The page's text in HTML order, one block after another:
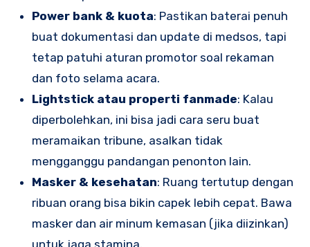
Power bank & kuota: Pastikan baterai penuh
buat dokumentasi dan update di medsos, tapi
tetap patuhi aturan promotor soal rekaman
dan foto selama acara.
Lightstick atau properti fanmade: Kalau
diperbolehkan, ini bisa jadi cara seru buat
meramaikan tribune, asalkan tidak
mengganggu pandangan penonton lain.
Masker & kesehatan: Ruang tertutup dengan
ribuan orang bisa bikin capek lebih cepat. Bawa
masker dan air minum kemasan (jika diizinkan)
untuk jaga stamina.